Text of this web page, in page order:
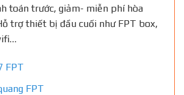
toán trước, giảm- miễn phí hòa
trợ thiết bị đầu cuối như FPT box,
FPT
FPT